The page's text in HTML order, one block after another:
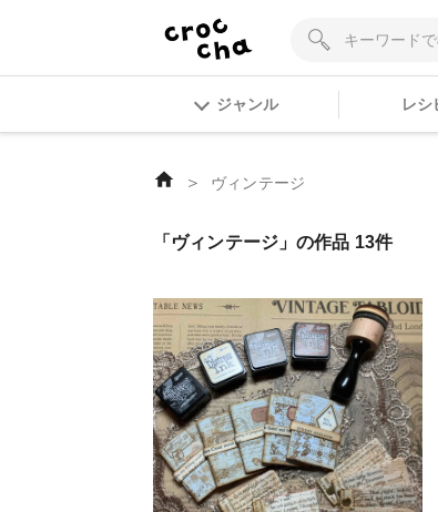
ジャンル レシ
＞ ヴィンテージ
「ヴィンテージ」の作品 13件